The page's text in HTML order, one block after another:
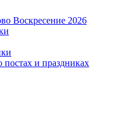
Воскресение 2026
и праздниках